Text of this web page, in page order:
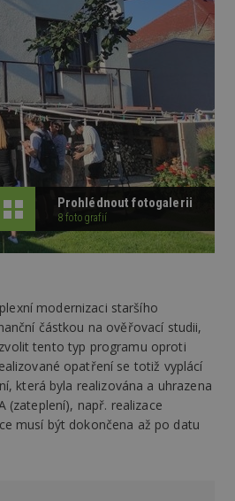
Prohlédnout fotogalerii
8 fotografií
modernizaci staršího
částkou na ověřovací studii,
tento typ programu oproti
opatření se totiž vyplácí
která byla realizována a uhrazena
(zateplení), např. realizace
musí být dokončena až po datu